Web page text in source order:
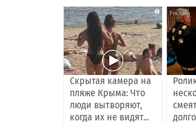
i
Скрытая камера на
пляже Крыма: Что
люди вытворяют,
когда их не видят...
долго